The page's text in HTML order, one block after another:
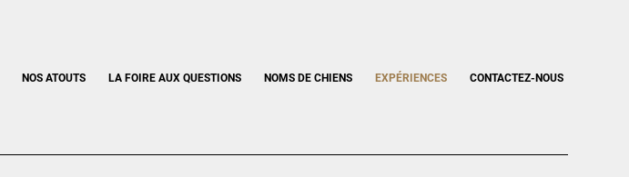
NOS ATOUTS LA FOIRE AUX QUESTIONS NOMS DE CHIENS EXPÉRIENCES CONTACTEZ-NOUS